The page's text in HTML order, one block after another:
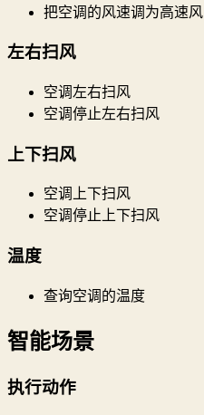
把空调的风速调为高速风
左右扫风
空调左右扫风
空调停止左右扫风
上下扫风
空调上下扫风
空调停止上下扫风
温度
查询空调的温度
智能场景
执行动作